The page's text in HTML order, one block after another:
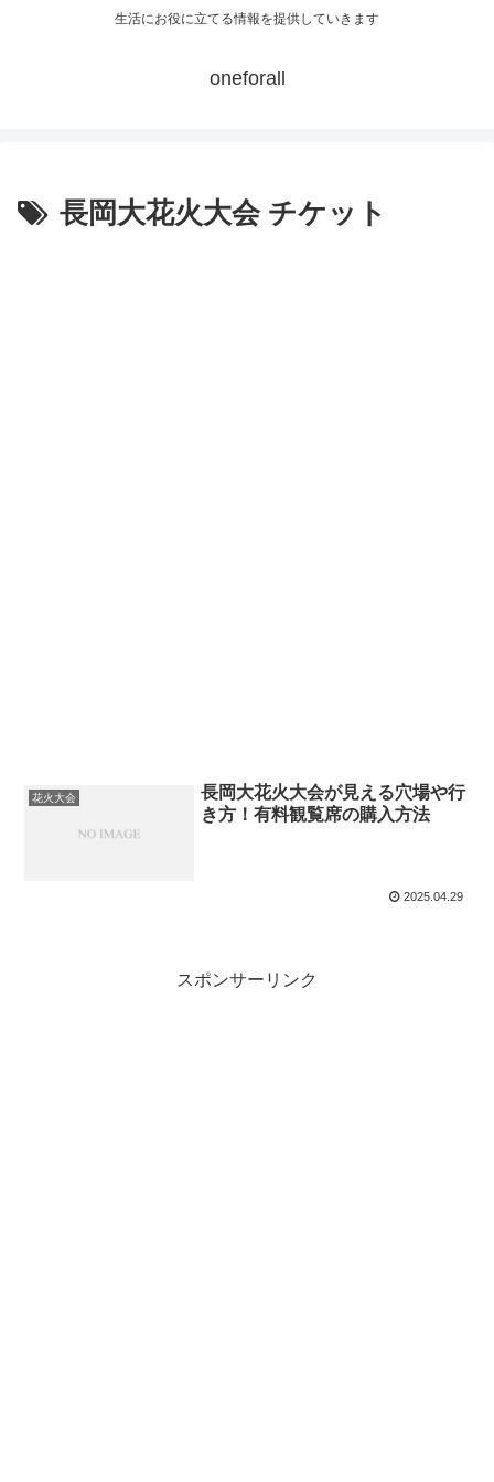
生活にお役に立てる情報を提供していきます
oneforall
長岡大花火大会 チケット
花火大会
長岡大花火大会が見える穴場や行
き方！有料観覧席の購入方法
2025.04.29
スポンサーリンク